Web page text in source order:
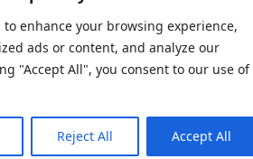
to enhance your browsing experience,
ads or content, and analyze our
"Accept All", you consent to our use of
Reject All Accept All